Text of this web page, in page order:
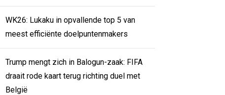
WK26: Lukaku in opvallende top 5 van
meest efficiënte doelpuntenmakers
Trump mengt zich in Balogun-zaak: FIFA
draait rode kaart terug richting duel met
België